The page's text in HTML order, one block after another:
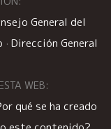
General del
· Dirección General
WEB:
qué se ha creado